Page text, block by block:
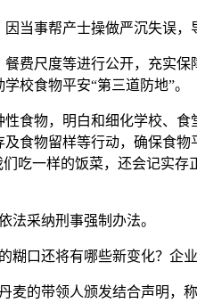
事帮产士操做严沉失误，
尺度等进行公开，充实保
校食物平安“第三道防地”。
物，明白和细化学校、食
食物留样等行动，确保食
吃一样的饭菜，还会记实
采纳刑事强制办法。
口还将有哪些新变化？企业
的带领人颁发结合声明，称